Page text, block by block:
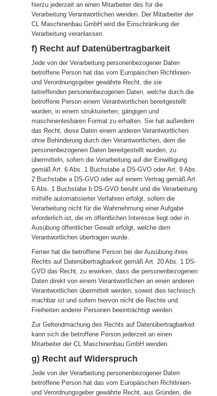
hierzu jederzeit an einen Mitarbeiter des für die
Verarbeitung Verantwortlichen wenden. Der Mitarbeiter der
CL Maschinenbau GmbH wird die Einschränkung der
Verarbeitung veranlassen.
f) Recht auf Datenübertragbarkeit
Jede von der Verarbeitung personenbezogener Daten
betroffene Person hat das vom Europäischen Richtlinien-
und Verordnungsgeber gewährte Recht, die sie
betreffenden personenbezogenen Daten, welche durch die
betroffene Person einem Verantwortlichen bereitgestellt
wurden, in einem strukturierten, gängigen und
maschinenlesbaren Format zu erhalten. Sie hat außerdem
das Recht, diese Daten einem anderen Verantwortlichen
ohne Behinderung durch den Verantwortlichen, dem die
personenbezogenen Daten bereitgestellt wurden, zu
übermitteln, sofern die Verarbeitung auf der Einwilligung
gemäß Art. 6 Abs. 1 Buchstabe a DS-GVO oder Art. 9 Abs.
2 Buchstabe a DS-GVO oder auf einem Vertrag gemäß Art.
6 Abs. 1 Buchstabe b DS-GVO beruht und die Verarbeitung
mithilfe automatisierter Verfahren erfolgt, sofern die
Verarbeitung nicht für die Wahrnehmung einer Aufgabe
erforderlich ist, die im öffentlichen Interesse liegt oder in
Ausübung öffentlicher Gewalt erfolgt, welche dem
Verantwortlichen übertragen wurde.
Ferner hat die betroffene Person bei der Ausübung ihres
Rechts auf Datenübertragbarkeit gemäß Art. 20 Abs. 1 DS-
GVO das Recht, zu erwirken, dass die personenbezogenen
Daten direkt von einem Verantwortlichen an einen anderen
Verantwortlichen übermittelt werden, soweit dies technisch
machbar ist und sofern hiervon nicht die Rechte und
Freiheiten anderer Personen beeinträchtigt werden.
Zur Geltendmachung des Rechts auf Datenübertragbarkeit
kann sich die betroffene Person jederzeit an einen
Mitarbeiter der CL Maschinenbau GmbH wenden.
g) Recht auf Widerspruch
Jede von der Verarbeitung personenbezogener Daten
betroffene Person hat das vom Europäischen Richtlinien-
und Verordnungsgeber gewährte Recht, aus Gründen, die